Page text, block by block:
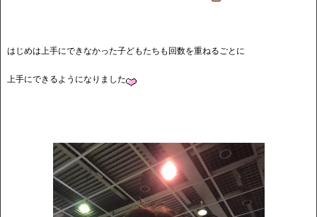
はじめは上手にできなかった子どもたちも回数を重ねるごとに
上手にできるようになりました